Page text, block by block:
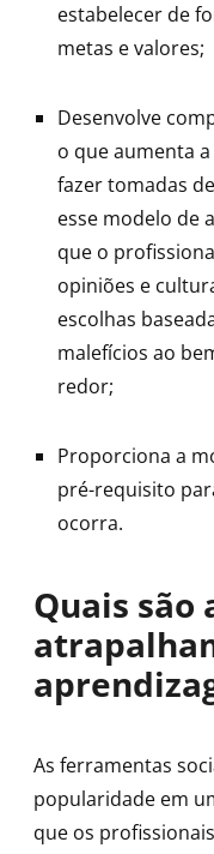
estabelecer de
metas e valores;
Desenvolve
o que aumenta
fazer tomadas
esse modelo de
que o
opiniões e
escolhas
malefícios ao
redor;
Proporciona a
pré-requisito
ocorra.
Quais são
As ferramentas
popularidade em
que os